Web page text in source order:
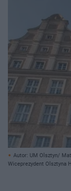
Autor: UM Olsztyn/
Wiceprezydent Olsztyna